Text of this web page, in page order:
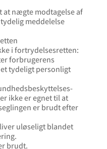
at nægte modtagelse af
meddelelse
i fortrydelsesretten:
forbrugerens
tydeligt personligt
ikke er egnet til at
er brudt efter
uløseligt blandet
brudt.